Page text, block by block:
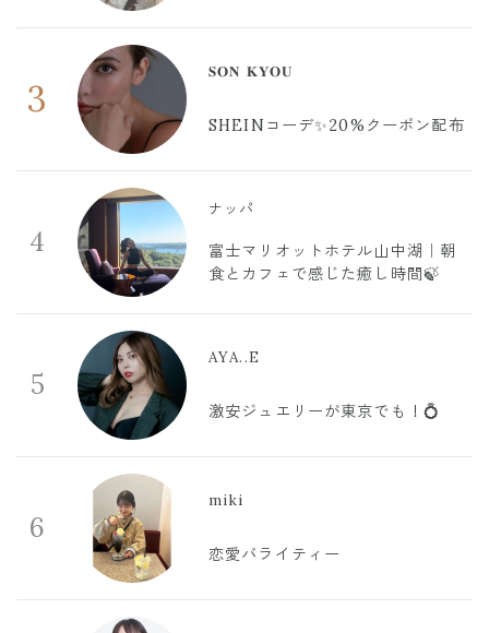
3
𝐒𝐎𝐍 𝐊𝐘𝐎𝐔
SHEINコーデ✨20%クーポン配布
4
ナッパ
富士マリオットホテル山中湖｜朝
食とカフェで感じた癒し時間🍃
5
AYA..E
激安ジュエリーが東京でも！💍
6
miki
恋愛バライティー